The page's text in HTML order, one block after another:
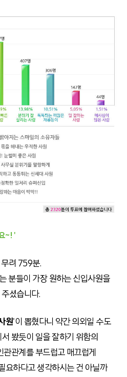
~! '
려 759분.
분들이 가장 원하는 신입사원을
셨습니다.
원'이 뽑혔다니 약간 의외일 수도
봤듯이 일을 잘하기 위함의
관계를 부드럽고 매끄럽게
요하다고 생각하시는 건 아닐까